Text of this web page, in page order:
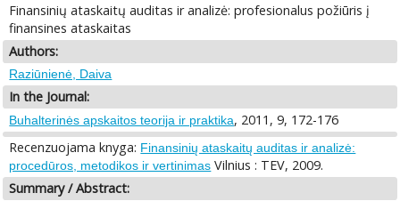
Finansinių ataskaitų auditas ir analizė: profesionalus požiūris į
finansines ataskaitas
Authors:
Raziūnienė, Daiva
In the Journal:
Buhalterinės apskaitos teorija ir praktika, 2011, 9, 172-176
Recenzuojama knyga: Finansinių ataskaitų auditas ir analizė:
procedūros, metodikos ir vertinimas Vilnius : TEV, 2009.
Summary / Abstract: